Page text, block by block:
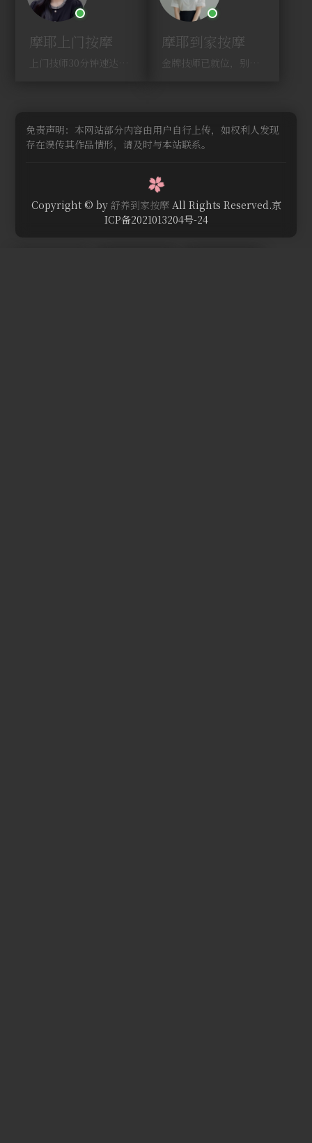
摩耶上门按摩
上门技师30分钟速达，别问，快约！
摩耶到家按摩
金牌技师已就位，别纠结，马上预约！
免责声明：本网站部分内容由用户自行上传，如权利人发现
存在误传其作品情形，请及时与本站联系。
Copyright © by 舒养到家按摩All Rights Reserved.京
ICP备2021013204号-24